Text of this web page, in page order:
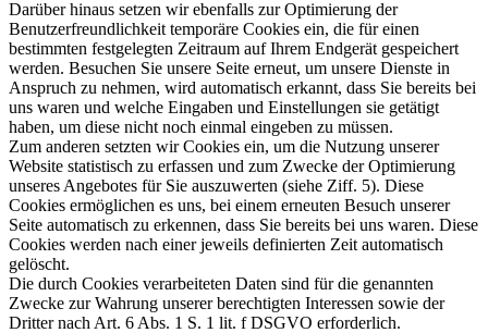
Darüber hinaus setzen wir ebenfalls zur Optimierung der
Benutzerfreundlichkeit temporäre Cookies ein, die für einen
bestimmten festgelegten Zeitraum auf Ihrem Endgerät gespeichert
werden. Besuchen Sie unsere Seite erneut, um unsere Dienste in
Anspruch zu nehmen, wird automatisch erkannt, dass Sie bereits bei
uns waren und welche Eingaben und Einstellungen sie getätigt
haben, um diese nicht noch einmal eingeben zu müssen.
Zum anderen setzten wir Cookies ein, um die Nutzung unserer
Website statistisch zu erfassen und zum Zwecke der Optimierung
unseres Angebotes für Sie auszuwerten (siehe Ziff. 5). Diese
Cookies ermöglichen es uns, bei einem erneuten Besuch unserer
Seite automatisch zu erkennen, dass Sie bereits bei uns waren. Diese
Cookies werden nach einer jeweils definierten Zeit automatisch
gelöscht.
Die durch Cookies verarbeiteten Daten sind für die genannten
Zwecke zur Wahrung unserer berechtigten Interessen sowie der
Dritter nach Art. 6 Abs. 1 S. 1 lit. f DSGVO erforderlich.